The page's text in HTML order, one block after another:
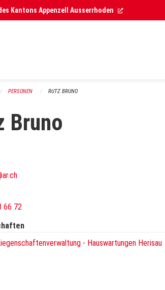
Kantons Appenzell Ausserrhoden (External Link)
PERSONEN RUTZ BRUNO
Bruno
66 72
- Hauswartungen Herisau